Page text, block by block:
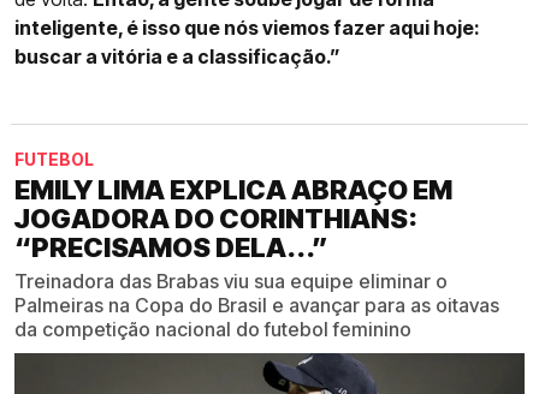
inteligente, é isso que nós viemos fazer aqui hoje:
buscar a vitória e a classificação.”
FUTEBOL
EMILY LIMA EXPLICA ABRAÇO EM
JOGADORA DO CORINTHIANS:
“PRECISAMOS DELA...”
Treinadora das Brabas viu sua equipe eliminar o
Palmeiras na Copa do Brasil e avançar para as oitavas
da competição nacional do futebol feminino